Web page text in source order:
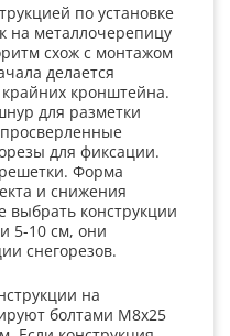
по установке
на металлочерепицу
схож с монтажом
делается
кронштейна.
для разметки
для фиксации.
Форма
и снижения
выбрать конструкции
5-10 см, они
снегорезов.
на
болтами М8х25